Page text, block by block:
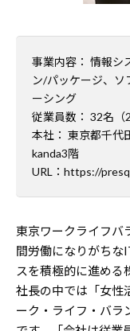
事業内容： 情報シ
ン/パッケージ、ソ
ーシング
従業員数： 32名（
本社： 東京都千代
kanda3階
URL： https://
東京ワークライフバ
間労働になりがちな
スを積極的に進める
社長の中では「女性
ーク・ライフ・バラ